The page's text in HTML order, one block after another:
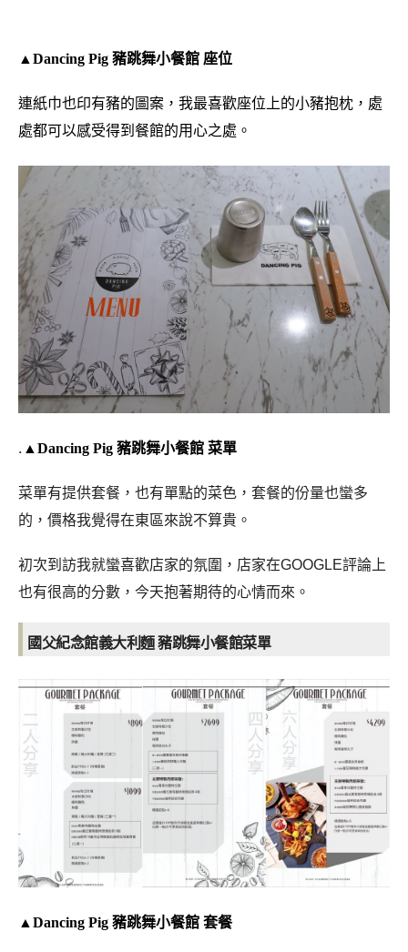
▲Dancing Pig 豬跳舞小餐館 座位
連紙巾也印有豬的圖案，我最喜歡座位上的小豬抱枕，處
處都可以感受得到餐館的用心之處。
. ▲Dancing Pig 豬跳舞小餐館 菜單
菜單有提供套餐，也有單點的菜色，套餐的份量也蠻多
的，價格我覺得在東區來說不算貴。
初次到訪我就蠻喜歡店家的氛圍，店家在GOOGLE評論上
也有很高的分數，今天抱著期待的心情而來。
國父紀念館義大利麵 豬跳舞小餐館菜單
▲Dancing Pig 豬跳舞小餐館 套餐